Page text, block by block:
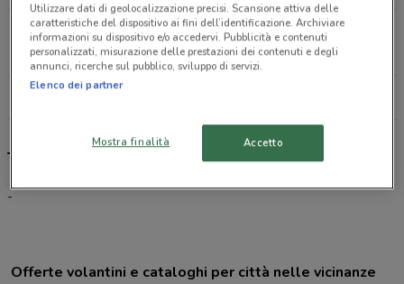
Via Cesare Battisti 45 Casalpusterlengo
14.2 km
Tiscali Casa, offerte e negozi
-
Offerte volantini e cataloghi per città nelle vicinanze
Utilizzare dati di geolocalizzazione precisi. Scansione attiva delle
caratteristiche del dispositivo ai fini dell’identificazione. Archiviare
informazioni su dispositivo e/o accedervi. Pubblicità e contenuti
personalizzati, misurazione delle prestazioni dei contenuti e degli
annunci, ricerche sul pubblico, sviluppo di servizi.
Elenco dei partner
Mostra finalità Accetto